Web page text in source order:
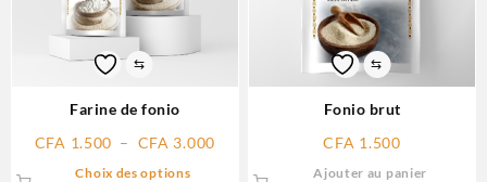
⇆
Farine de fonio
CFA 1.500 – CFA 3.000
Choix des options
⇆
Fonio brut
CFA 1.500
Ajouter au panier